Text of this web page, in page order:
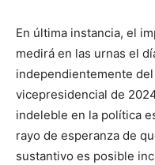
En última instancia, el
medirá en las urnas el
independientemente
vicepresidencial de
indeleble en la política
rayo de esperanza de
sustantivo es posible